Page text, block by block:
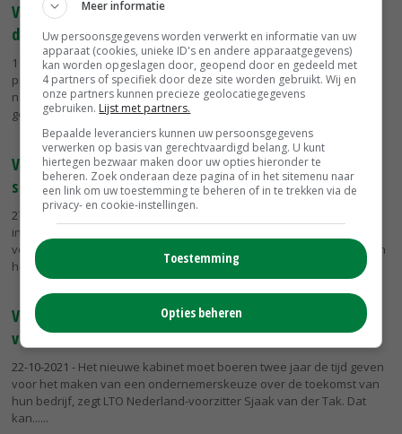
Van der Tak: 'Of je wilt of niet, de politiek komt nog
dichter bij het boerenerf te staan'
11-02-2022- Voor de aanpak van klimaat en stikstof is volgens
premier Mark Rutte de 'derde grootste verbouwing van Nederland'
nodig. Het kabinet kiest hierbij voor een integrale en
gebiedsgerichte...
Van der Tak ontkent inhoudelijke bemoeienis met FresQ-
subsidie
27-01-2022
- LTO Nederland-voorzitter Sjaak van der Tak had geen
inhoudelijke bemoeienis met de zaak rond een Europese subsidie
voor telersorganisatie FresQ. Wel bracht hij een uitnodiging over aan
het...
Van der Tak: 'Geef boeren twee jaar de tijd voor maken
van transitiekeuze'
22-10-2021 - Het nieuwe kabinet moet boeren twee jaar de tijd geven
voor het maken van een ondernemerskeuze over de toekomst van
hun bedrijf, zegt LTO Nederland-voorzitter Sjaak van der Tak. Dat
kan...
Meer informatie
Uw persoonsgegevens worden verwerkt en informatie van uw
apparaat (cookies, unieke ID's en andere apparaatgegevens)
kan worden opgeslagen door, geopend door en gedeeld met
4 partners of specifiek door deze site worden gebruikt. Wij en
onze partners kunnen precieze geolocatiegegevens
gebruiken. Lijst met partners.
Bepaalde leveranciers kunnen uw persoonsgegevens
verwerken op basis van gerechtvaardigd belang. U kunt
hiertegen bezwaar maken door uw opties hieronder te
beheren. Zoek onderaan deze pagina of in het sitemenu naar
een link om uw toestemming te beheren of in te trekken via de
privacy- en cookie-instellingen.
Toestemming
Opties beheren